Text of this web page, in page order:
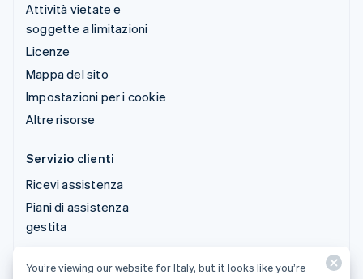
Attività vietate e
soggette a limitazioni
Licenze
Mappa del sito
Impostazioni per i cookie
Altre risorse
Servizio clienti
Ricevi assistenza
Piani di assistenza
gestita
© 2026 Stripe, LLC
You’re viewing our website for Italy, but it looks like you’re